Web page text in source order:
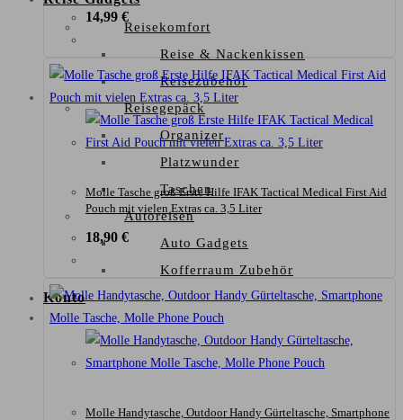
Reisekomfort
Reise & Nackenkissen
Reisezubehör
Reisegepäck
Organizer
Platzwunder
Taschen
Autoreisen
Auto Gadgets
Kofferraum Zubehör
Konto
14,99 €
Molle Tasche groß Erste Hilfe IFAK Tactical Medical First Aid
Pouch mit vielen Extras ca. 3,5 Liter
18,90 €
Molle Handytasche, Outdoor Handy Gürteltasche, Smartphone